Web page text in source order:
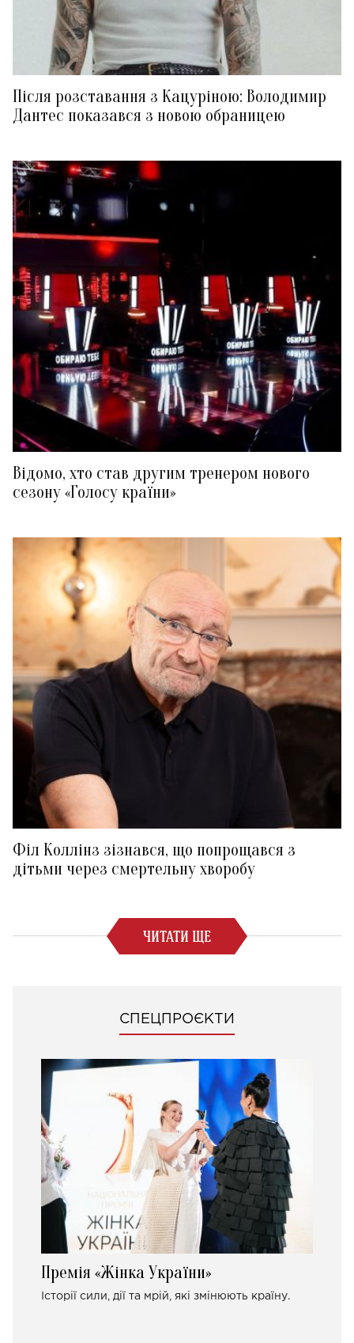
Після розставання з Кацуріною: Володимир
Дантес показався з новою обраницею
Відомо, хто став другим тренером нового
сезону «Голосу країни»
Філ Коллінз зізнався, що попрощався з
дітьми через смертельну хворобу
ЧИТАТИ ЩЕ
СПЕЦПРОЄКТИ
Премія «Жінка України»
Історії сили, дії та мрій, які змінюють країну.